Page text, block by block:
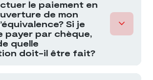
le paiement en
de mon
Si je
payer par chèque,
quelle
doit-il être fait?